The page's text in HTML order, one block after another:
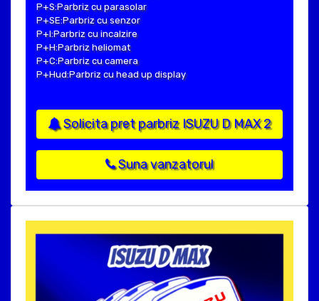
P+S:Parbriz cu parasolar
P+SE:Parbriz cu senzor
P+I:Parbriz cu incalzire
P+H:Parbriz heliomat
P+C:Parbriz cu camera
P+Hud:Parbriz cu head up display
Solicita pret parbriz ISUZU D MAX 2
Suna vanzatorul